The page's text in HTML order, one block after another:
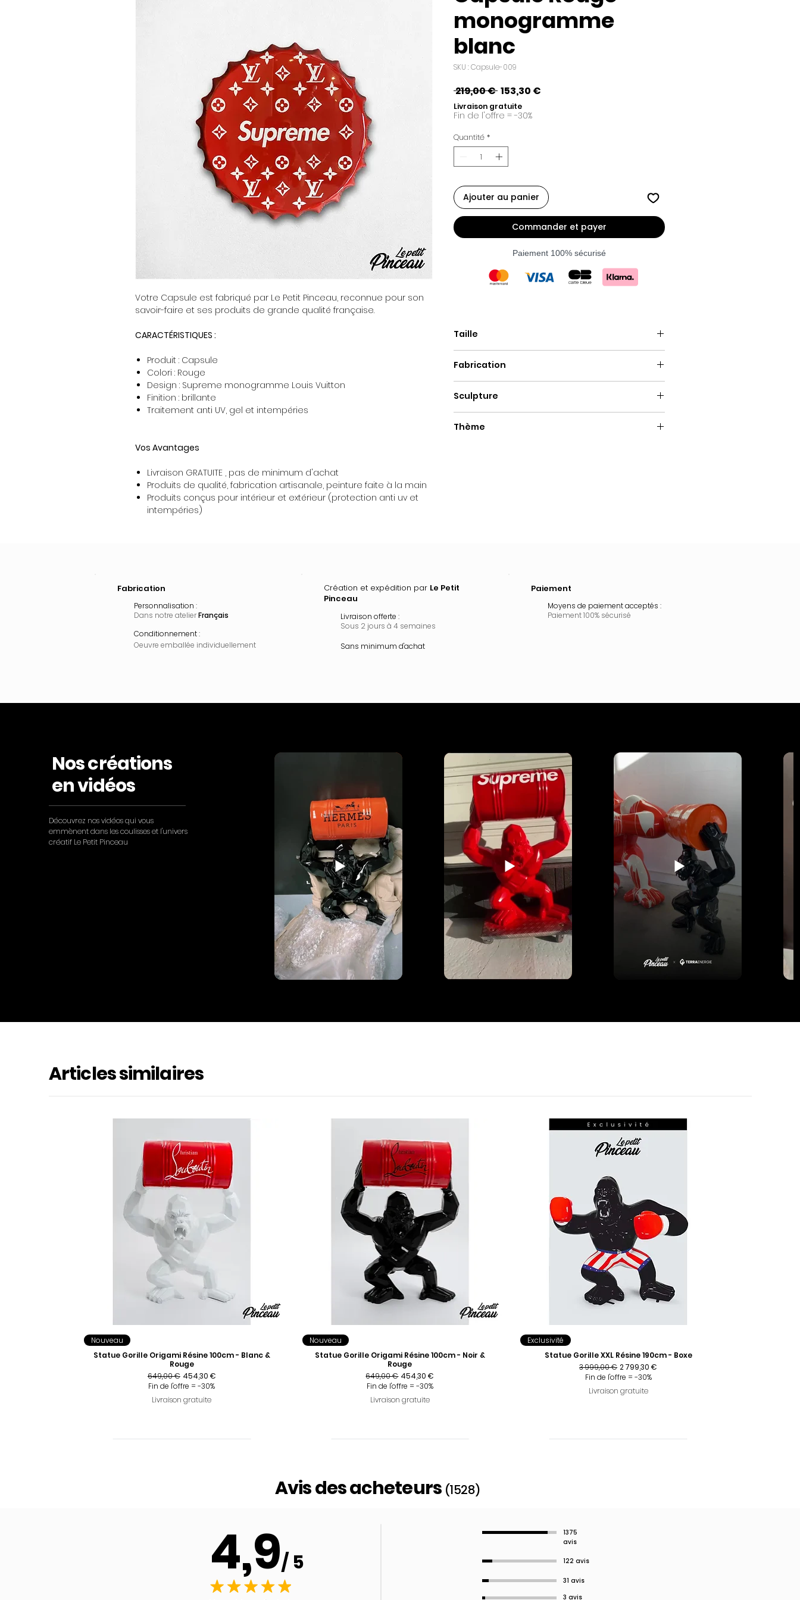
Votre Capsule est fabriqué par Le Petit Pinceau, reconnue pour son
savoir-faire et ses produits de grande qualité française.
CARACTÉRISTIQUES :
Produit : Capsule
Colori : Rouge
Design : Supreme monogramme Louis Vuitton
Finition : brillante
Traitement anti UV, gel et intempéries
Vos Avantages
Livraison GRATUITE , pas de minimum d'achat
Produits de qualité, fabrication artisanale, peinture faite à la main
Produits conçus pour intérieur et extérieur (protection anti uv et
intempéries)
monogramme
blanc
SKU : Capsule-009
219,00 € Prix
original
153,30 €
Livraison gratuite
Fin de l'offre = -30%
Quantité *
Ajouter au panier
Commander et payer
Paiement 100% sécurisé
Taille
Fabrication
Sculpture
Thème
Fabrication
Personnalisation :
Dans notre atelierFrançais
Conditionnement :
Oeuvre emballée individuellement
Création et expédition par Le Petit
Pinceau
Livraison offerte :
Sous 2 jours à 4 semaines
Sans minimum d'achat
Paiement
Moyens de paiement acceptés :
Paiement 100% sécurisé
Nos créations
en vidéos
Découvrez nos vidéos qui vous
emmènent dans les coulisses et l'univers
créatif Le Petit Pinceau
Articles similaires
Nouveau
Statue Gorille Origami Résine 100cm - Blanc &
Rouge
Prix original
649,00 € Prix promotionnel
454,30 €
Fin de l'offre = -30%
Livraison gratuite
Nouveau
Statue Gorille Origami Résine 100cm - Noir &
Rouge
Prix original
649,00 € Prix promotionnel
454,30 €
Fin de l'offre = -30%
Livraison gratuite
Exclusivité
Statue Gorille XXL Résine 190cm - Boxe
Prix original
3 999,00 € Prix promotionnel
2 799,30 €
Fin de l'offre = -30%
Livraison gratuite
Avis des acheteurs (1528)
4,9/ 5
1375
avis
122 avis
31 avis
3 avis